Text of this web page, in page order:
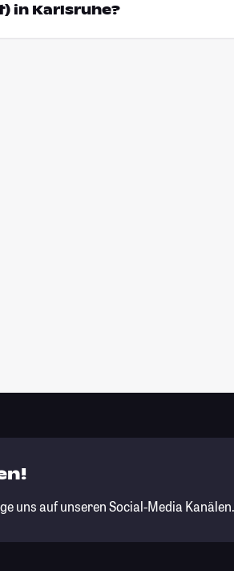
in Karlsruhe?
uns auf unseren Social-Media Kanälen.